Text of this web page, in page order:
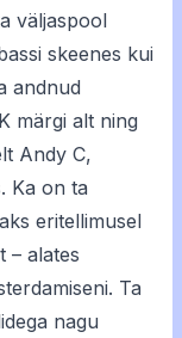
väljaspool
skeenes kui
andnud
märgi alt ning
Andy C,
Ka on ta
eritellimusel
– alates
Ta
nagu